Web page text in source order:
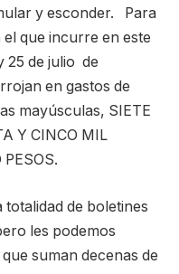
y esconder. Para
que incurre en este
25 de julio de
en gastos de
mayúsculas, SIETE
Y CINCO MIL
totalidad de boletines
les podemos
suman decenas de